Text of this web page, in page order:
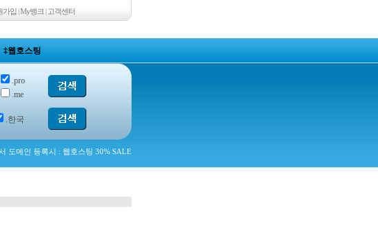
가입|My뱅크| 고객센터
‡웹호스팅
.pro
.me
.한국
도메인 등록시 : 웹호스팅 30% SALE